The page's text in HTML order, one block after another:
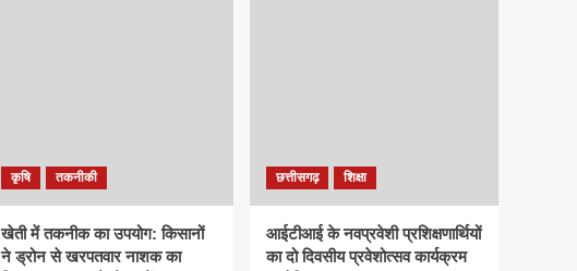
कृषि तकनीकी
खेती में तकनीक का उपयोग: किसानों
ने ड्रोन से खरपतवार नाशक का
छत्तीसगढ़ शिक्षा
आईटीआई के नवप्रवेशी प्रशिक्षणार्थियों
का दो दिवसीय प्रवेशोत्सव कार्यक्रम